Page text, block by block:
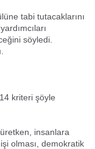
tabi tutacaklarını
söyledi.
kriteri şöyle
insanlara
olması, demokratik